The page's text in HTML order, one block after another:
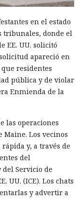
en el estado
tribunales, donde el
EE. UU. solicitó
apareció en
que residentes
pública y de violar
Enmienda de la
las operaciones
Los vecinos
y, a través de
del
Servicio de
UU. (ICE). Los chats
y advertir a